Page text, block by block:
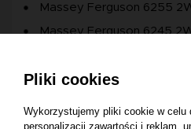
Massey Ferguson 6255
Massey Ferguson 6245
Massey Ferguson 6235
Massey Ferguson 350
Pliki cookies
Wykorzystujemy pliki cookie w celu
personalizacji zawartości i reklam,